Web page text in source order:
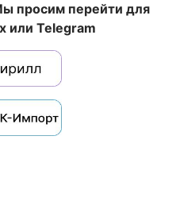
просим перейти для
или Telegram